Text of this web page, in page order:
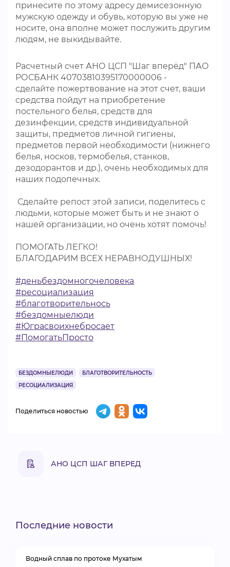
принесите по этому адресу демисезонную
мужскую одежду и обувь, которую вы уже не
носите, она вполне может послужить другим
людям, не выкидывайте.
Расчетный счет АНО ЦСП "Шаг вперёд" ПАО
РОСБАНК 40703810395170000006 -
сделайте пожертвование на этот счет, ваши
средства пойдут на приобретение
постельного белья, средств для
дезинфекции, средств индивидуальной
защиты, предметов личной гигиены,
предметов первой необходимости (нижнего
белья, носков, термобелья, станков,
дезодорантов и др.), очень необходимых для
наших подопечных.
Сделайте репост этой записи, поделитесь с
людьми, которые может быть и не знают о
нашей организации, но очень хотят помочь!
ПОМОГАТЬ ЛЕГКО!
БЛАГОДАРИМ ВСЕХ НЕРАВНОДУШНЫХ!
#деньбездомногочеловека
#ресоциализация
#благотворительнось
#бездомныелюди
#Юграсвоихнебросает
#ПомогатьПросто
БЕЗДОМНЫЕЛЮДИ
БЛАГОТВОРИТЕЛЬНОСТЬ
РЕСОЦИАЛИЗАЦИЯ
Поделиться новостью
АНО ЦСП ШАГ ВПЕРЕД
Последние новости
Водный сплав по протоке Мухатым